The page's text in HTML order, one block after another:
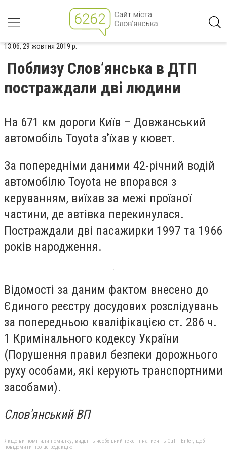
13:06, 29 жовтня 2019 р.
Поблизу Слов’янська в ДТП
постраждали дві людини
На 671 км дороги Київ – Довжанський
автомобіль Toyota з'їхав у кювет.
За попередніми даними 42-річний водій
автомобілю Toyota не впорався з
керуванням, виїхав за межі проїзної
частини, де автівка перекинулася.
Постраждали дві пасажирки 1997 та 1966
років народження.
Відомості за даним фактом внесено до
Єдиного реєстру досудових розслідувань
за попередньою кваліфікацією ст. 286 ч.
1 Кримінального кодексу України
(Порушення правил безпеки дорожнього
руху особами, які керують транспортними
засобами).
Слов'янський ВП
Якщо ви помітили помилку, виділіть необхідний текст і натисніть Ctrl + Enter, щоб
повідомити про це редакцію